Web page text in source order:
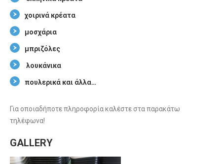
χοιρινά κρέατα
μοσχάρια
μπριζόλες
λουκάνικα
πουλερικά και άλλα…
Για οποιαδήποτε πληροφορία καλέστε στα παρακάτω
τηλέφωνα!
GALLERY